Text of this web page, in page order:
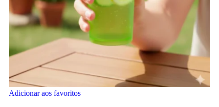
Adicionar aos favoritos